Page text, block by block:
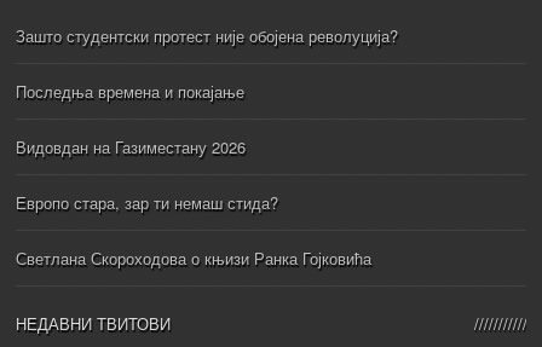
Зашто студентски протест није обојена револуција?
Последња времена и покајање
Видовдан на Газиместану 2026
Европо стара, зар ти немаш стида?
Светлана Скороходова о књизи Ранка Гојковића
НЕДАВНИ ТВИТОВИ